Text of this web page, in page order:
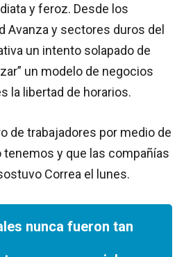
y feroz. Desde los
Avanza y sectores duros del
un intento solapado de
un modelo de negocios
la libertad de horarios.
de trabajadores por medio de
y que las compañías
Correa el lunes.
nunca fueron tan